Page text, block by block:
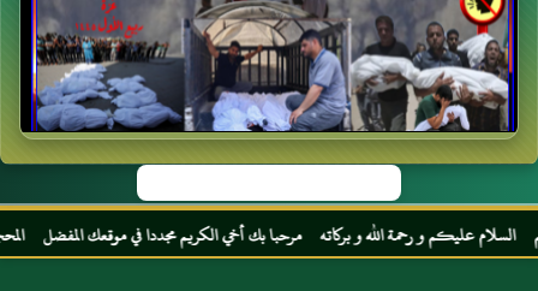
عليكم و رحمة الله و بركاته مرحبا بك أخي الكريم مجددا في موقعك المفضل المحجة